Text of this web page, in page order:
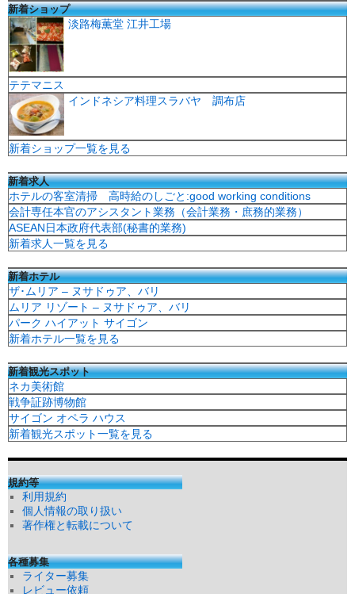
新着ショップ
淡路梅薫堂 江井工場
テテマニス
インドネシア料理スラバヤ 調布店
新着ショップ一覧を見る
新着求人
ホテルの客室清掃 高時給のしごと:good working conditions
会計専任本官のアシスタント業務（会計業務・庶務的業務）
ASEAN日本政府代表部(秘書的業務)
新着求人一覧を見る
新着ホテル
ザ･ムリア – ヌサドゥア、バリ
ムリア リゾート – ヌサドゥア、バリ
パーク ハイアット サイゴン
新着ホテル一覧を見る
新着観光スポット
ネカ美術館
戦争証跡博物館
サイゴン オペラ ハウス
新着観光スポット一覧を見る
規約等
利用規約
個人情報の取り扱い
著作権と転載について
各種募集
ライター募集
レビュー依頼